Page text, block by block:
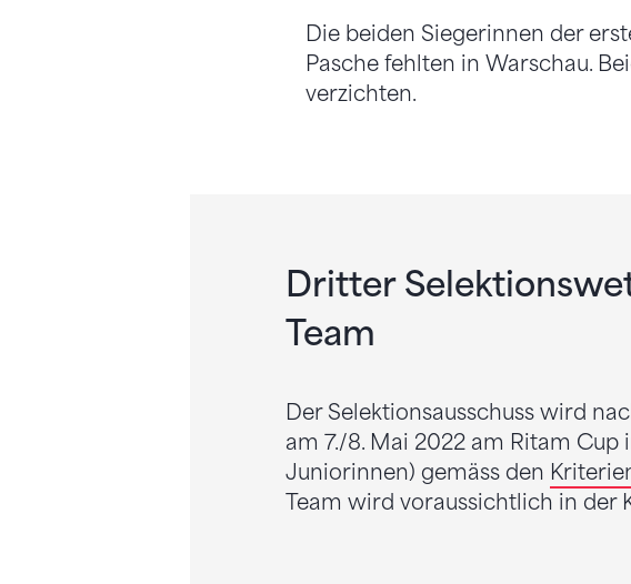
Die beiden Siegerinnen der
Pasche fehlten in Warschau.
verzichten.
Dritter
Team
Der Selektionsausschuss wird
am 7./8. Mai 2022 am Ritam Cup
Juniorinnen) gemäss den
Team wird voraussichtlich in der